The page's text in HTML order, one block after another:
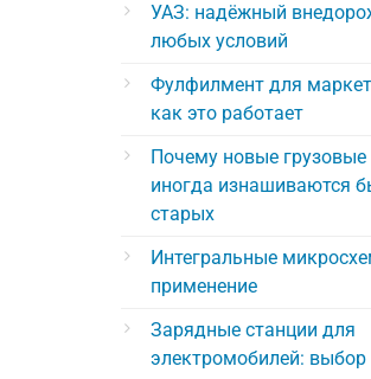
УАЗ: надёжный
любых условий
Фулфилмент для
как это работает
Почему новые
иногда изнашиваются
старых
Интегральные
применение
Зарядные станции для
электромобилей: выбор